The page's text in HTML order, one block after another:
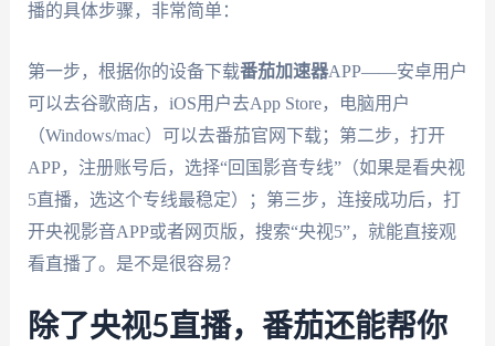
播的具体步骤，非常简单：
第一步，根据你的设备下载番茄加速器APP——安卓用户
可以去谷歌商店，iOS用户去App Store，电脑用户
（Windows/mac）可以去番茄官网下载；第二步，打开
APP，注册账号后，选择“回国影音专线”（如果是看央视
5直播，选这个专线最稳定）；第三步，连接成功后，打
开央视影音APP或者网页版，搜索“央视5”，就能直接观
看直播了。是不是很容易？
除了央视5直播，番茄还能帮你